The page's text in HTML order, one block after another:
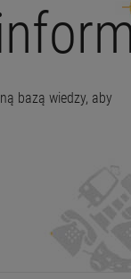
bazą wiedzy, aby